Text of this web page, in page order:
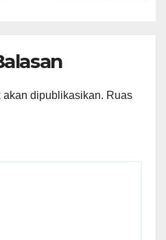
dipublikasikan. Ruas